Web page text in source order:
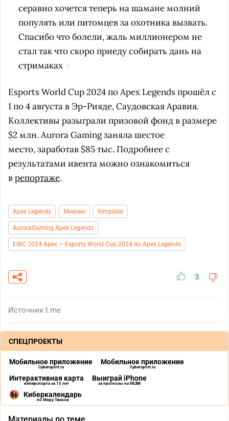
серавно хочется теперь на шамане молний
популять или питомцев за охотника вызвать.
Спасибо что болели, жаль миллионером не
стал так что скоро приеду собирать дань на
стримаках
Esports World Cup 2024 по Apex Legends прошёл с
1 по 4 августа в Эр-Рияде, Саудовская Аравия.
Коллективы разыграли призовой фонд в размере
$2 млн. Aurora Gaming заняла шестое
место, заработав $85 тыс. Подробнее с
результатами ивента можно ознакомиться
врепортаже.
Apex Legends Мнение 9impulse
AuroraGaming Apex Legends
EWC 2024 Apex — Esports World Cup 2024 по Apex Legends
3
Источник t.me
СПЕЦПРОЕКТЫ
Мобильное приложение
Cybersport.ru
Мобильное приложение
Cybersport.ru
Интерактивная карта
киберспорта за 15 лет
Выиграй iPhone
за прогнозы на MLBB
Киберкалендарь
по Миру Танков